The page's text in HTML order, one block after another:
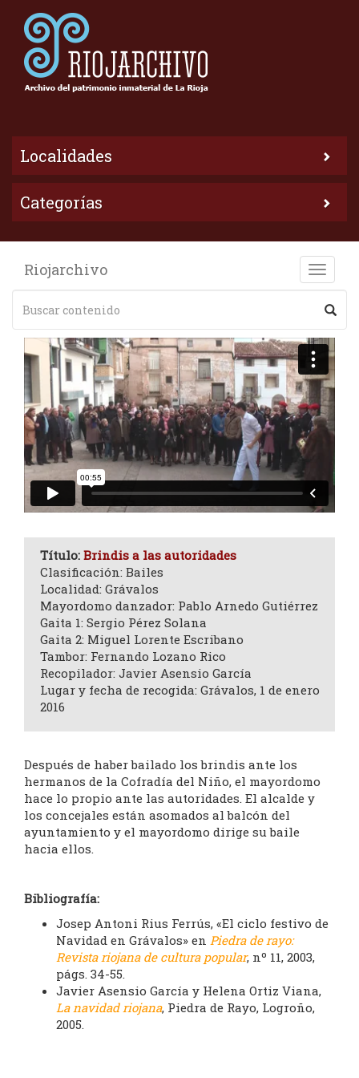
Localidades
Categorías
Toggle
Riojarchivo
Título: Brindis a las autoridades
Clasificación: Bailes
Localidad: Grávalos
Mayordomo danzador: Pablo Arnedo Gutiérrez
Gaita 1: Sergio Pérez Solana
Gaita 2: Miguel Lorente Escribano
Tambor: Fernando Lozano Rico
Recopilador: Javier Asensio García
Lugar y fecha de recogida: Grávalos, 1 de enero
2016
Después de haber bailado los brindis ante los
hermanos de la Cofradía del Niño, el mayordomo
hace lo propio ante las autoridades. El alcalde y
los concejales están asomados al balcón del
ayuntamiento y el mayordomo dirige su baile
hacia ellos.
Bibliografía:
Josep Antoni Rius Ferrús, «El ciclo festivo de
Navidad en Grávalos» en Piedra de rayo:
Revista riojana de cultura popular, nº 11, 2003,
págs. 34-55.
Javier Asensio García y Helena Ortiz Viana,
La navidad riojana, Piedra de Rayo, Logroño,
2005.